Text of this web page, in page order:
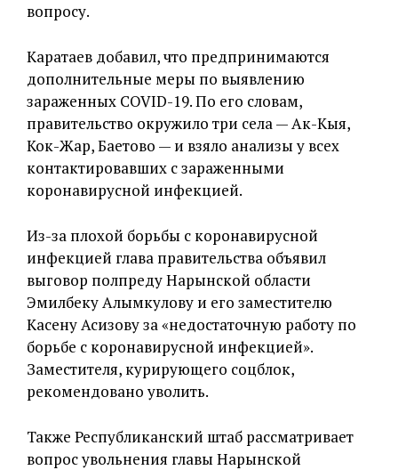
вопросу.
Каратаев добавил, что предпринимаются
дополнительные меры по выявлению
зараженных COVID-19. По его словам,
правительство окружило три села — Ак-Кыя,
Кок-Жар, Баетово — и взяло анализы у всех
контактировавших с зараженными
коронавирусной инфекцией.
Из-за плохой борьбы с коронавирусной
инфекцией глава правительства объявил
выговор полпреду Нарынской области
Эмилбеку Алымкулову и его заместителю
Касену Асизову за «недостаточную работу по
борьбе с коронавирусной инфекцией».
Заместителя, курирующего соцблок,
рекомендовано уволить.
Также Республиканский штаб рассматривает
вопрос увольнения главы Нарынской